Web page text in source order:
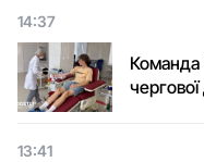
14:37
Команда
13:41